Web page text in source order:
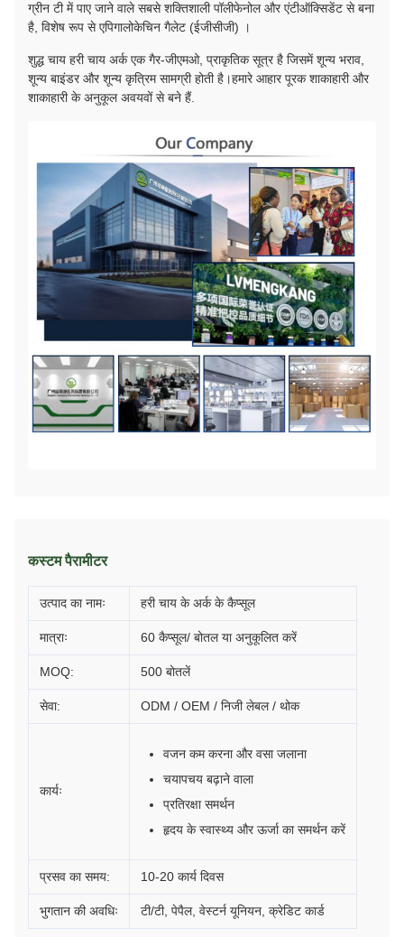
ग्रीन टी में पाए जाने वाले सबसे शक्तिशाली पॉलीफेनोल और एंटीऑक्सिडेंट से बना
है, विशेष रूप से एपिगालोकेचिन गैलेट (ईजीसीजी) ।
शुद्ध चाय हरी चाय अर्क एक गैर-जीएमओ, प्राकृतिक सूत्र है जिसमें शून्य भराव,
शून्य बाइंडर और शून्य कृत्रिम सामग्री होती है।हमारे आहार पूरक शाकाहारी और
शाकाहारी के अनुकूल अवयवों से बने हैं.
कस्टम पैरामीटर
उत्पाद का नामः हरी चाय के अर्क के कैप्सूल
मात्राः 60 कैप्सूल/ बोतल या अनुकूलित करें
MOQ: 500 बोतलें
सेवा: ODM / OEM / निजी लेबल / थोक
कार्यः
वजन कम करना और वसा जलाना
चयापचय बढ़ाने वाला
प्रतिरक्षा समर्थन
हृदय के स्वास्थ्य और ऊर्जा का समर्थन करें
प्रसव का समय: 10-20 कार्य दिवस
भुगतान की अवधिः टी/टी, पेपैल, वेस्टर्न यूनियन, क्रेडिट कार्ड